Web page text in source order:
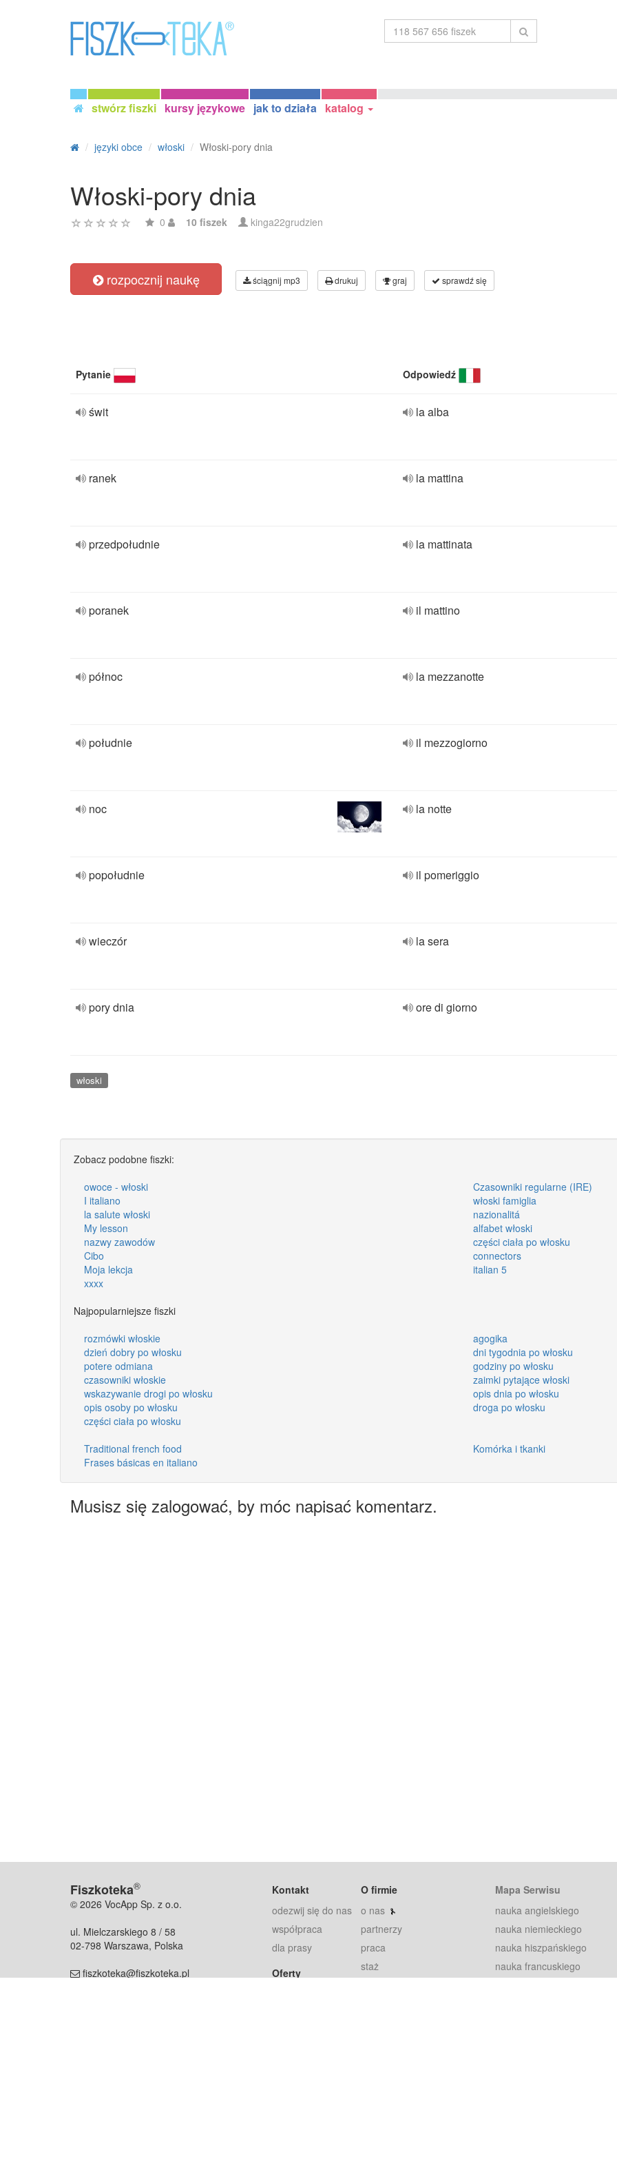
stwórz fiszki kursy językowe jak to działa katalog
języki obce włoski Włoski-pory dnia
Włoski-pory dnia
0 10 fiszek kinga22grudzien
rozpocznij naukę ściągnij mp3 drukuj graj sprawdź się
Pytanie Odpowiedź
świt la alba
ranek la mattina
przedpołudnie la mattinata
poranek il mattino
północ la mezzanotte
południe il mezzogiorno
noc la notte
popołudnie il pomeriggio
wieczór la sera
pory dnia ore di giorno
włoski
Zobacz podobne fiszki:
owoce - włoski
Czasowniki regularne (IRE)
I italiano
włoski famiglia
la salute włoski
nazionalitá
My lesson
alfabet włoski
nazwy zawodów
części ciała po włosku
Cibo
connectors
Moja lekcja
italian 5
xxxx
Najpopularniejsze fiszki
rozmówki włoskie
agogika
dzień dobry po włosku
dni tygodnia po włosku
potere odmiana
godziny po włosku
czasowniki włoskie
zaimki pytające włoski
wskazywanie drogi po włosku
opis dnia po włosku
opis osoby po włosku
droga po włosku
części ciała po włosku
Traditional french food
Komórka i tkanki
Frases básicas en italiano
Musisz się zalogować, by móc napisać komentarz.
Fiszkoteka®
© 2026 VocApp Sp. z o.o.
ul. Mielczarskiego 8 / 58
02-798 Warszawa, Polska
fiszkoteka@fiszkoteka.pl
Kontakt
odezwij się do nas
współpraca
dla prasy
Oferty
O firmie
o nas
partnerzy
praca
staż
Mapa Serwisu
nauka angielskiego
nauka niemieckiego
nauka hiszpańskiego
nauka francuskiego